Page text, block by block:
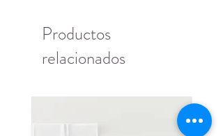
Productos
relacionados